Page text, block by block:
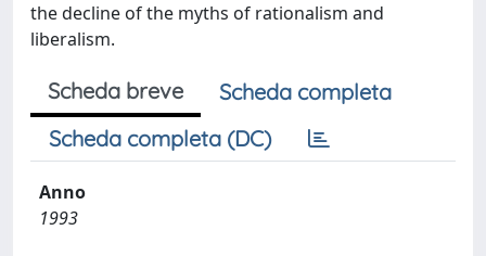
the decline of the myths of rationalism and
liberalism.
Scheda breve
Scheda completa
Scheda completa (DC)
Anno
1993